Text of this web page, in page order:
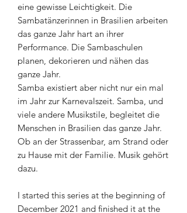
eine gewisse Leichtigkeit. Die
Sambatänzerinnen in Brasilien arbeiten
das ganze Jahr hart an ihrer
Performance. Die Sambaschulen
planen, dekorieren und nähen das
ganze Jahr.
Samba existiert aber nicht nur ein mal
im Jahr zur Karnevalszeit. Samba, und
viele andere Musikstile, begleitet die
Menschen in Brasilien das ganze Jahr.
Ob an der Strassenbar, am Strand oder
zu Hause mit der Familie. Musik gehört
dazu.
I started this series at the beginning of
December 2021 and finished it at the